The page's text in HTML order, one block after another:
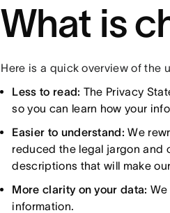
What is
Here is a quick overview of the
Less to read: The Privacy
so you can learn how your
Easier to understand:We
reduced the legal jargon and
descriptions that will make
More clarity on your data:
information.